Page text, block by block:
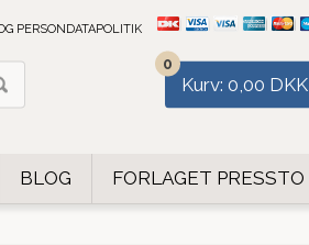
0
Kurv: 0,00 DKK
PERSONDATAPOLITIK
BLOG FORLAGET PRESSTO